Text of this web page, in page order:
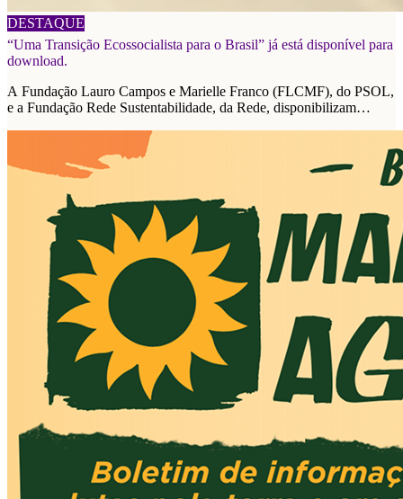
DESTAQUE
06/08/2026
“Uma Transição Ecossocialista para o Brasil” já está disponível para
download.
A Fundação Lauro Campos e Marielle Franco (FLCMF), do PSOL,
e a Fundação Rede Sustentabilidade, da Rede, disponibilizam